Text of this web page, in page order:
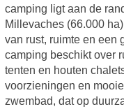
camping ligt aan de
Millevaches (66.000
van rust, ruimte en een
camping beschikt over
tenten en houten
voorzieningen en
zwembad, dat op